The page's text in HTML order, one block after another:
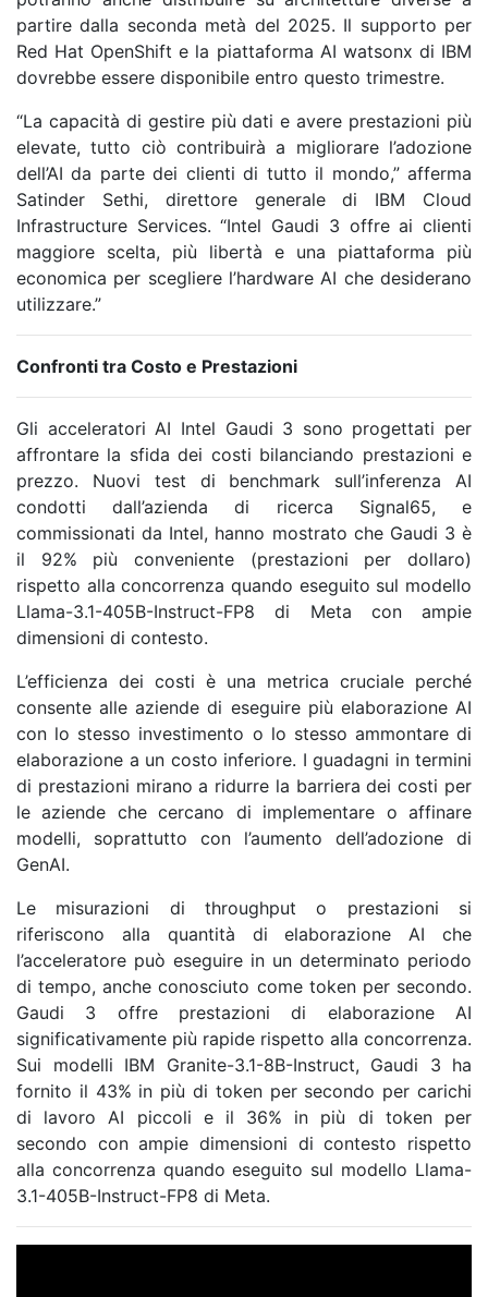
partire dalla seconda metà del 2025. Il supporto per
Red Hat OpenShift e la piattaforma AI watsonx di IBM
dovrebbe essere disponibile entro questo trimestre.
“La capacità di gestire più dati e avere prestazioni più
elevate, tutto ciò contribuirà a migliorare l’adozione
dell’AI da parte dei clienti di tutto il mondo,” afferma
Satinder Sethi, direttore generale di IBM Cloud
Infrastructure Services. “Intel Gaudi 3 offre ai clienti
maggiore scelta, più libertà e una piattaforma più
economica per scegliere l’hardware AI che desiderano
utilizzare.”
Confronti tra Costo e Prestazioni
Gli acceleratori AI Intel Gaudi 3 sono progettati per
affrontare la sfida dei costi bilanciando prestazioni e
prezzo. Nuovi test di benchmark sull’inferenza AI
condotti dall’azienda di ricerca Signal65, e
commissionati da Intel, hanno mostrato che Gaudi 3 è
il 92% più conveniente (prestazioni per dollaro)
rispetto alla concorrenza quando eseguito sul modello
Llama-3.1-405B-Instruct-FP8 di Meta con ampie
dimensioni di contesto.
L’efficienza dei costi è una metrica cruciale perché
consente alle aziende di eseguire più elaborazione AI
con lo stesso investimento o lo stesso ammontare di
elaborazione a un costo inferiore. I guadagni in termini
di prestazioni mirano a ridurre la barriera dei costi per
le aziende che cercano di implementare o affinare
modelli, soprattutto con l’aumento dell’adozione di
GenAI.
Le misurazioni di throughput o prestazioni si
riferiscono alla quantità di elaborazione AI che
l’acceleratore può eseguire in un determinato periodo
di tempo, anche conosciuto come token per secondo.
Gaudi 3 offre prestazioni di elaborazione AI
significativamente più rapide rispetto alla concorrenza.
Sui modelli IBM Granite-3.1-8B-Instruct, Gaudi 3 ha
fornito il 43% in più di token per secondo per carichi
di lavoro AI piccoli e il 36% in più di token per
secondo con ampie dimensioni di contesto rispetto
alla concorrenza quando eseguito sul modello Llama-
3.1-405B-Instruct-FP8 di Meta.